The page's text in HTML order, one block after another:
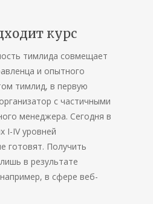
курс
тимлида совмещает
и опытного
тимлид, в первую
с частичными
менеджера. Сегодня в
I-IV уровней
готовят. Получить
в результате
в сфере веб-